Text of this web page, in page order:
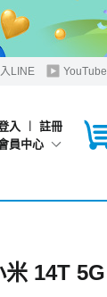
LINE YouTube
入 ︱
註冊
員中心
14T